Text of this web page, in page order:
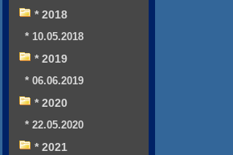
* 2018
* 10.05.2018
* 2019
* 06.06.2019
* 2020
* 22.05.2020
* 2021